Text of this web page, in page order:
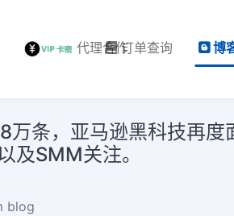
代理合作订单查询 博
万条，亚马逊黑科技再
及SMM关注。
blog